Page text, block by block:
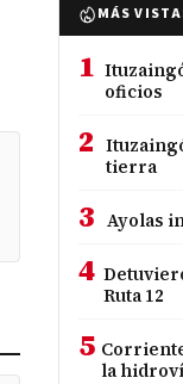
MÁS
1
oficios
2
tierra
3 Ayolas
4
Ruta 12
5
la